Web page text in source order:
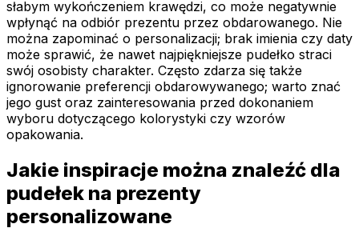
słabym wykończeniem krawędzi, co może negatywnie
wpłynąć na odbiór prezentu przez obdarowanego. Nie
można zapominać o personalizacji; brak imienia czy daty
może sprawić, że nawet najpiękniejsze pudełko straci
swój osobisty charakter. Często zdarza się także
ignorowanie preferencji obdarowywanego; warto znać
jego gust oraz zainteresowania przed dokonaniem
wyboru dotyczącego kolorystyki czy wzorów
opakowania.
Jakie inspiracje można znaleźć dla
pudełek na prezenty
personalizowane